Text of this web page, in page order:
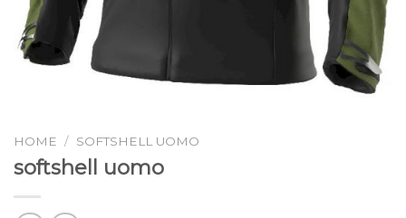
HOME / SOFTSHELL UOMO
softshell uomo